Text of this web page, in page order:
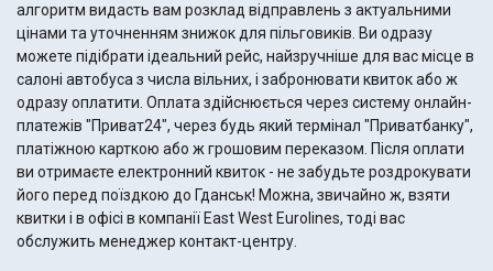
алгоритм видасть вам розклад відправлень з актуальними
цінами та уточненням знижок для пільговиків. Ви одразу
можете підібрати ідеальний рейс, найзручніше для вас місце в
салоні автобуса з числа вільних, і забронювати квиток або ж
одразу оплатити. Оплата здійснюється через систему онлайн-
платежів "Приват24", через будь який термінал "Приватбанку",
платіжною карткою або ж грошовим переказом. Після оплати
ви отримаєте електронний квиток - не забудьте роздрокувати
його перед поїздкою до Гданськ! Можна, звичайно ж, взяти
квитки і в офісі в компанії East West Eurolines, тоді вас
обслужить менеджер контакт-центру.